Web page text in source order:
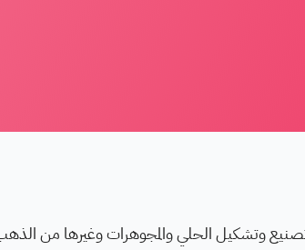
وتشكيل الحلي والمجوهرات وغيرها من